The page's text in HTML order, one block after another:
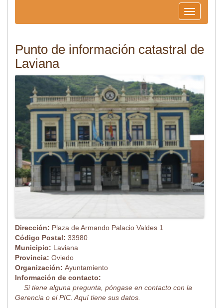
Toggle
navigation
Punto de información catastral de
Laviana
Dirección: Plaza de Armando Palacio Valdes 1
Código Postal: 33980
Municipio: Laviana
Provincia: Oviedo
Organización: Ayuntamiento
Información de contacto:
Si tiene alguna pregunta, póngase en contacto con la
Gerencia o el PIC. Aquí tiene sus datos.